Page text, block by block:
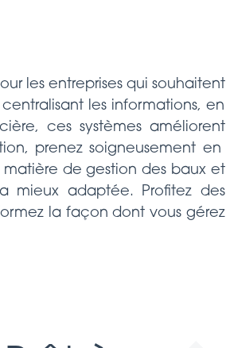
les entreprises qui souhaitent
les informations, en
ces systèmes améliorent
prenez soigneusement en
de gestion des baux et
mieux adaptée. Profitez des
la façon dont vous gérez